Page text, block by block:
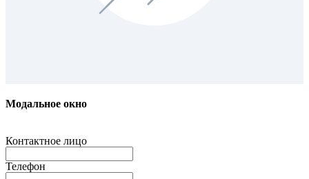
Модальное окно
Контактное лицо
Телефон